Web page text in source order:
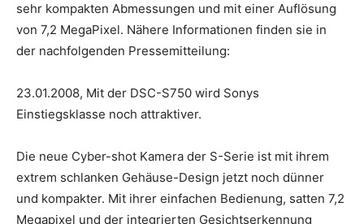
sehr kompakten Abmessungen und mit einer Auflösung
von 7,2 MegaPixel. Nähere Informationen finden sie in
der nachfolgenden Pressemitteilung:
23.01.2008, Mit der DSC-S750 wird Sonys
Einstiegsklasse noch attraktiver.
Die neue Cyber-shot Kamera der S-Serie ist mit ihrem
extrem schlanken Gehäuse-Design jetzt noch dünner
und kompakter. Mit ihrer einfachen Bedienung, satten 7,2
Megapixel und der integrierten Gesichtserkennung